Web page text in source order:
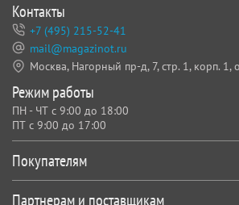
Покупателям
Партнерам и поставщикам
Контакты
+7 (495) 215-52-41
mail@magazinot.ru
Москва, Нагорный пр-д, 7, стр. 1, корп. 1,
Режим работы
ПН - ЧТ с 9:00 до 18:00
ПТ с 9:00 до 17:00